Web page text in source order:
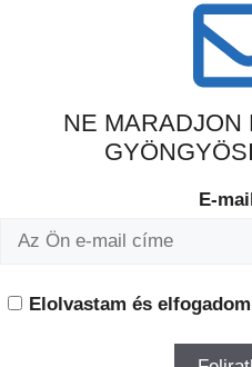
NE MARADJON
E-
Elolvastam és